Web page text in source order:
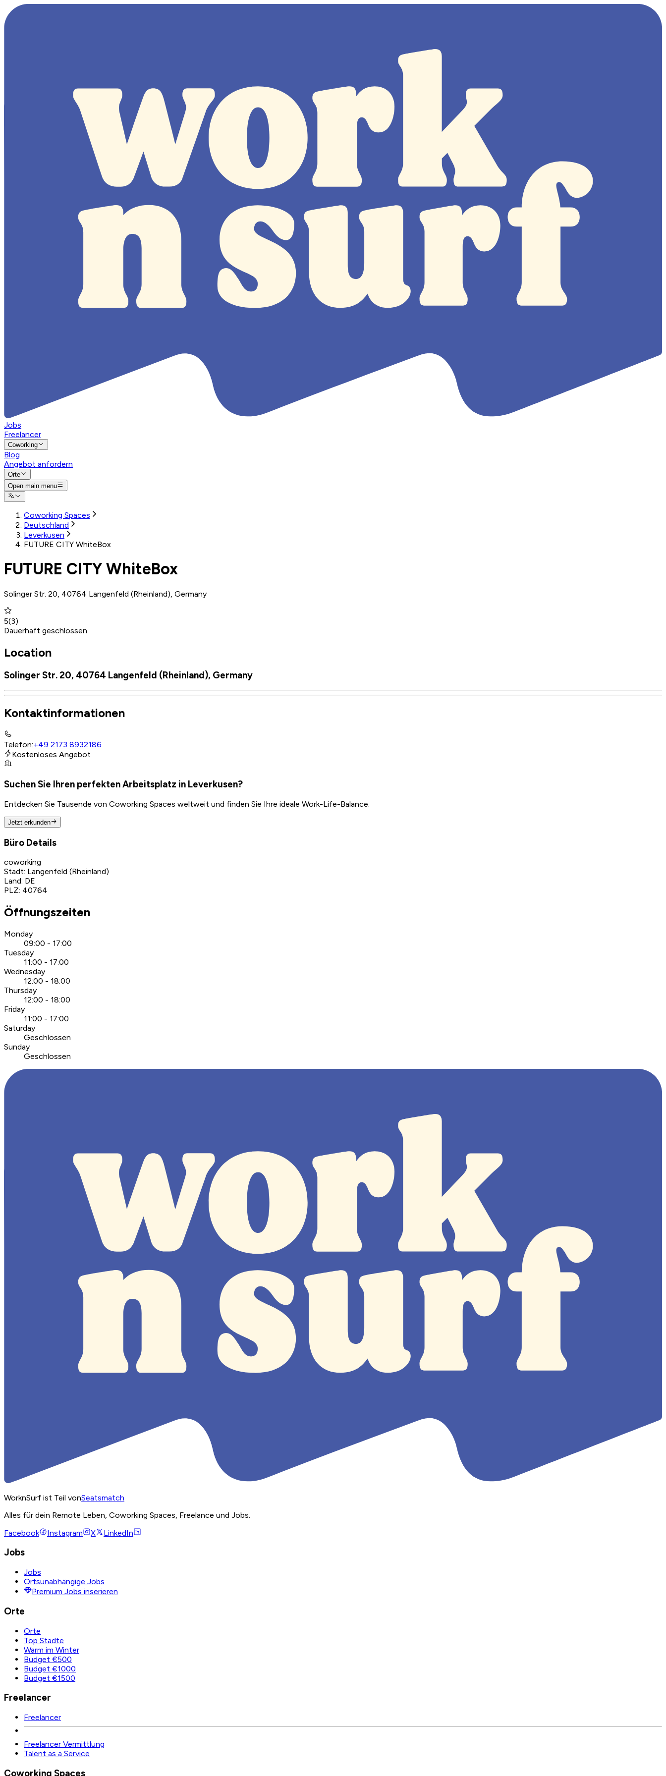
Jobs
Freelancer
Coworking
Blog
Angebot anfordern
Orte
Open main menu
Coworking Spaces
Deutschland
Leverkusen
FUTURE CITY WhiteBox
FUTURE CITY WhiteBox
Solinger Str. 20, 40764 Langenfeld (Rheinland), Germany
5(3)
Dauerhaft geschlossen
Location
Solinger Str. 20, 40764 Langenfeld (Rheinland), Germany
Kontaktinformationen
Telefon:+49 2173 8932186
Kostenloses Angebot
Suchen Sie Ihren perfekten Arbeitsplatz in Leverkusen?
Entdecken Sie Tausende von Coworking Spaces weltweit und finden Sie Ihre ideale Work-Life-Balance.
Jetzt erkunden
Büro Details
coworking
Stadt: Langenfeld (Rheinland)
Land: DE
PLZ: 40764
Öffnungszeiten
Monday
09:00 - 17:00
Tuesday
11:00 - 17:00
Wednesday
12:00 - 18:00
Thursday
12:00 - 18:00
Friday
11:00 - 17:00
Saturday
Geschlossen
Sunday
Geschlossen
WorknSurf ist Teil vonSeatsmatch
Alles für dein Remote Leben, Coworking Spaces, Freelance und Jobs.
Facebook
Instagram X LinkedIn
Jobs
Jobs
Ortsunabhängige Jobs
Premium Jobs inserieren
Orte
Orte
Top Städte
Warm im Winter
Budget €500
Budget €1000
Budget €1500
Freelancer
Freelancer
Freelancer Vermittlung
Talent as a Service
Coworking Spaces